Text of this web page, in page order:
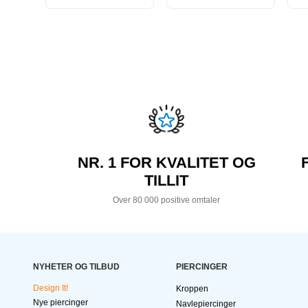
NR. 1 FOR KVALITET OG
TILLIT
Over 80 000 positive omtaler
NYHETER OG TILBUD
Design It!
Nye piercinger
PIERCINGER
Kroppen
Navlepiercinger